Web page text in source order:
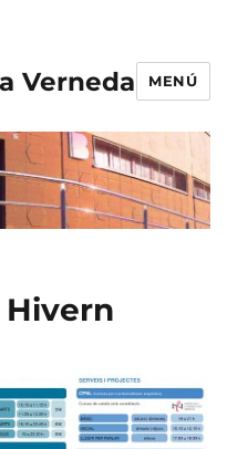
Verneda MENÚ